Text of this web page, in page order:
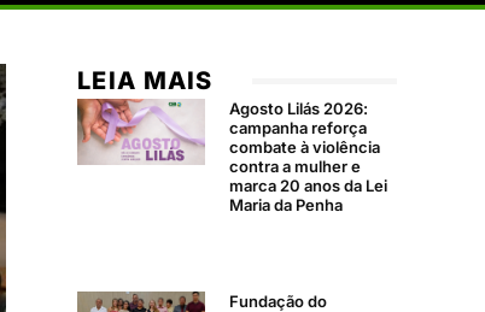
LEIA MAIS
Agosto Lilás 2026:
campanha reforça
combate à violência
contra a mulher e
marca 20 anos da Lei
Maria da Penha
Fundação do